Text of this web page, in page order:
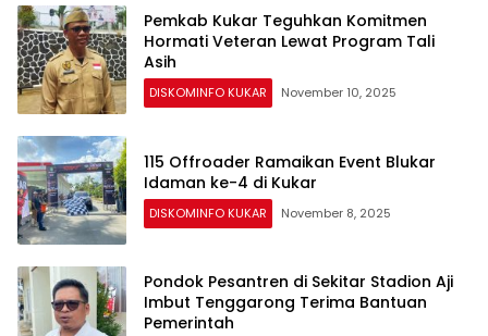
Pemkab Kukar Teguhkan Komitmen
Hormati Veteran Lewat Program Tali
Asih
DISKOMINFO KUKAR November 10, 2025
115 Offroader Ramaikan Event Blukar
Idaman ke-4 di Kukar
DISKOMINFO KUKAR November 8, 2025
Pondok Pesantren di Sekitar Stadion Aji
Imbut Tenggarong Terima Bantuan
Pemerintah